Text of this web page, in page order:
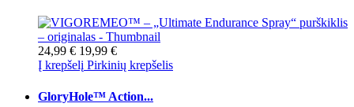
24,99 € 19,99 €
Į krepšelį Pirkinių krepšelis
GloryHole™ Action...